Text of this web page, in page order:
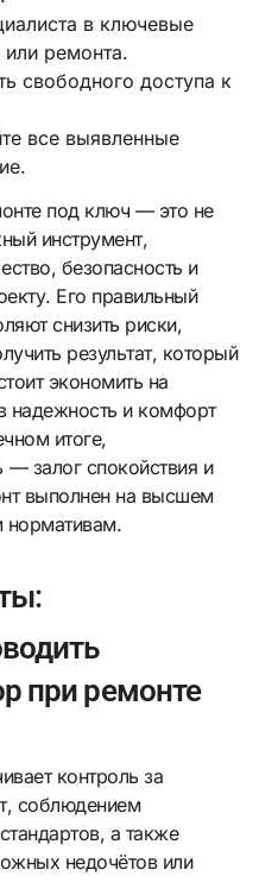
в ключевые
или ремонта.
свободного доступа к
все выявленные
под ключ — это не
инструмент,
безопасность и
Его правильный
снизить риски,
результат, который
экономить на
надежность и комфорт
итоге,
залог спокойствия и
выполнен на высшем
нормативам.
при ремонте
контроль за
соблюдением
а также
недочётов или